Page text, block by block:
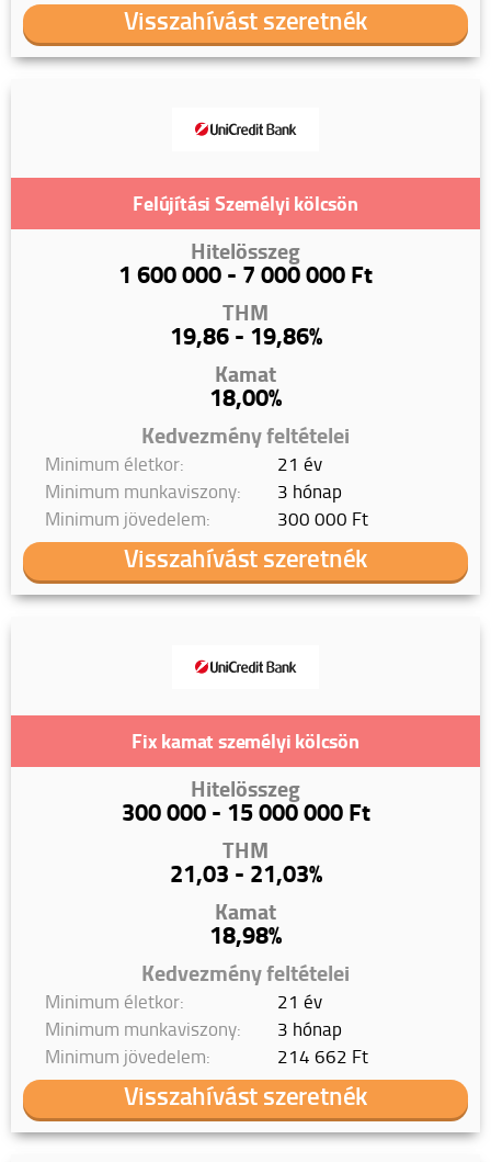
Visszahívást szeretnék
Felújítási Személyi kölcsön
Hitelösszeg
1 600 000 - 7 000 000 Ft
THM
19,86 - 19,86%
Kamat
18,00%
Kedvezmény feltételei
Minimum életkor:
21 év
Minimum munkaviszony:
3 hónap
Minimum jövedelem:
300 000 Ft
Visszahívást szeretnék
Fix kamat személyi kölcsön
Hitelösszeg
300 000 - 15 000 000 Ft
THM
21,03 - 21,03%
Kamat
18,98%
Kedvezmény feltételei
Minimum életkor:
21 év
Minimum munkaviszony:
3 hónap
Minimum jövedelem:
214 662 Ft
Visszahívást szeretnék